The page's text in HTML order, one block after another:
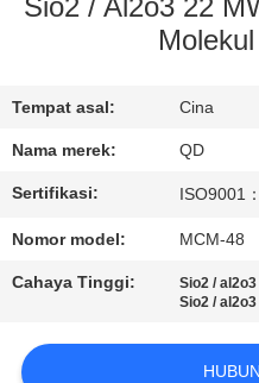
KONTROL
HUBUNGI
KAMI
KASUS
Sio2 / Al2o3 22
Tempat asal: Cina
Nama merek: QD
Sertifikasi: ISO9001
Nomor model: MCM-48
Cahaya Tinggi: Sio2 /
Sio2 /